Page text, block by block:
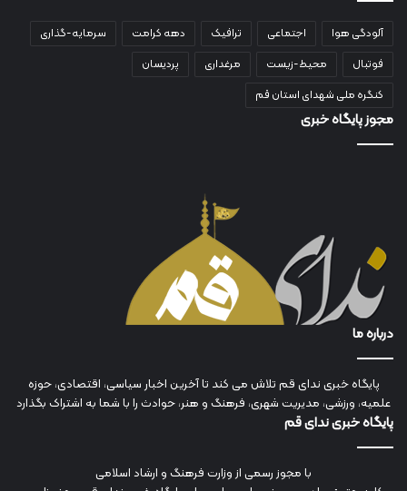
آلودگی هوا اجتماعی ترافیک دهه کرامت
سرمایه-گذاری
فوتبال
محیط-زیست مرغداری
پردیسان
کنگره ملی شهدای استان قم
مجوز پایگاه خبری
درباره ما
پایگاه خبری ندای قم تلاش می کند تا آخرین اخبار سیاسی، اقتصادی، حوزه
علمیه، ورزشی، مدیریت شهری، فرهنگ و هنر، حوادث را با شما به اشتراک بگذارد
پایگاه خبری ندای قم
با مجوز رسمی از وزارت فرهنگ و ارشاد اسلامی